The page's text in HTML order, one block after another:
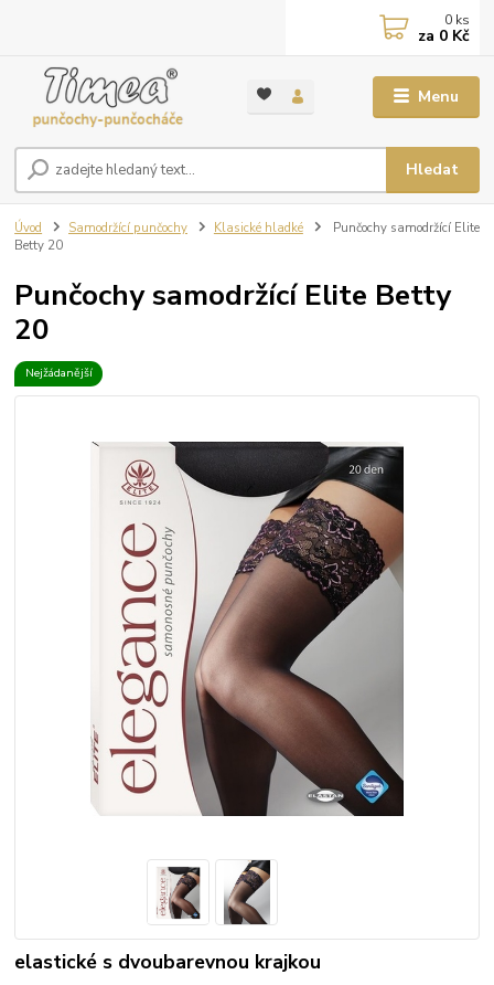
Menu
Hledat
0 ks
za 0 Kč
Úvod Samodržící punčochy Klasické hladké
Punčochy samodržící Elite
Betty 20
Punčochy samodržící Elite Betty
20
Nejžádanější
elastické s dvoubarevnou krajkou